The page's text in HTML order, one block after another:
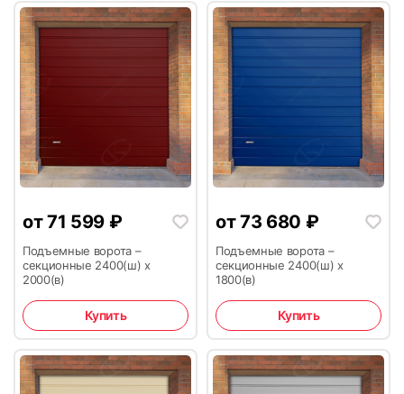
от71 599 ₽
Подъемные ворота –
секционные 2400(ш) х
2000(в)
Купить
от73 680 ₽
Подъемные ворота –
секционные 2400(ш) х
1800(в)
Купить